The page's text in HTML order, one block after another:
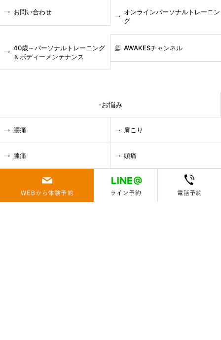
お問い合わせ
オンラインパーソナルトレーニン
グ
40歳～パーソナルトレーニング
＆ボディーメンテナンス
AWAKESチャンネル
-お悩み
腰痛 肩こり
膝痛 頭痛
疲れ